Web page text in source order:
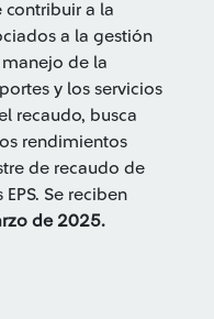
contribuir a la
a la gestión
de la
y los servicios
recaudo, busca
rendimientos
de recaudo de
Se reciben
de 2025.